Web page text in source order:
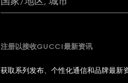
注册以接收GUCCI最新资讯
获取系列发布、个性化通信和品牌最新